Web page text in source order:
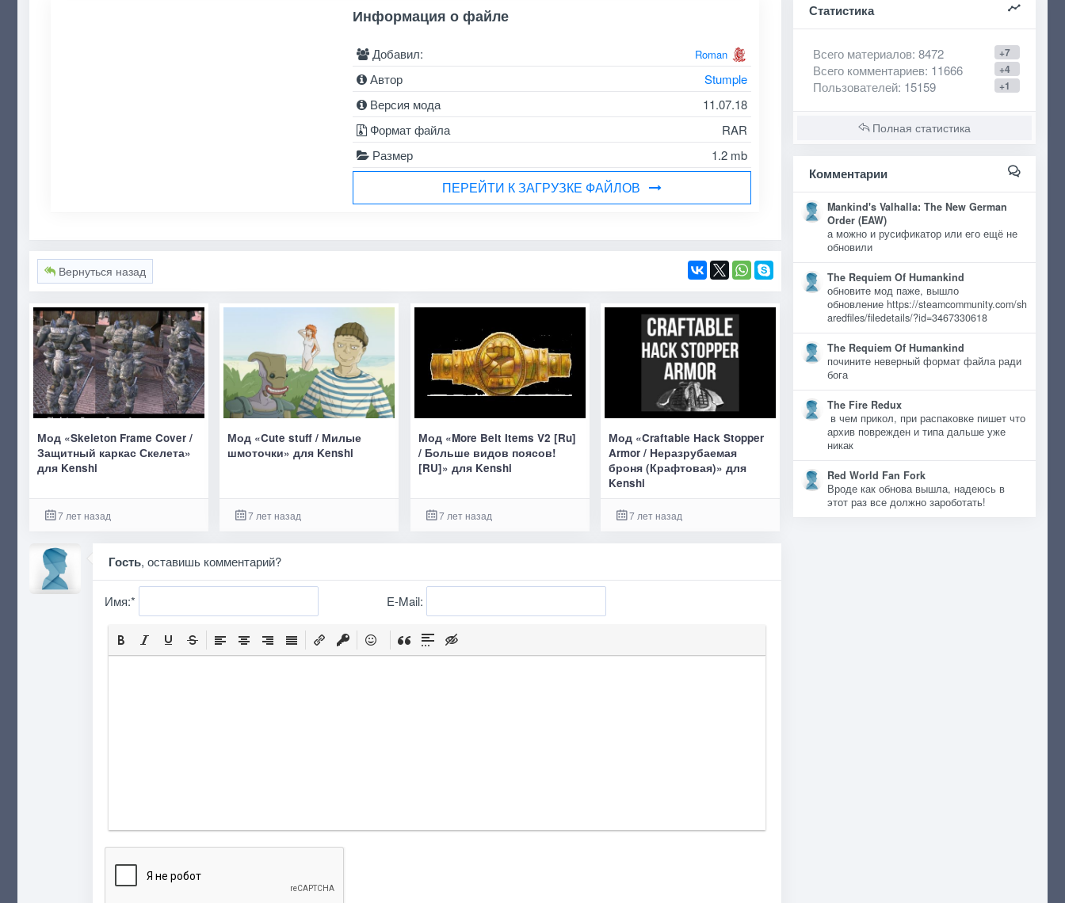
Информация о файле
Добавил: Roman
Автор
Stumple
Версия мода
11.07.18
Формат файла
RAR
Размер
1.2 mb
ПЕРЕЙТИ К ЗАГРУЗКЕ ФАЙЛОВ
Вернуться назад
Мод «Skeleton Frame Cover /
Защитный каркас Скелета»
для Kenshi
7 лет назад
Мод «Cute stuff / Милые
шмоточки» для Kenshi
7 лет назад
Мод «More Belt Items V2 [Ru]
/ Больше видов поясов!
[RU]» для Kenshi
7 лет назад
Мод «Craftable Hack Stopper
Armor / Неразрубаемая
броня (Крафтовая)» для
Kenshi
7 лет назад
Гость, оставишь комментарий?
Имя:* E-Mail:
Статистика
+7
Всего материалов: 8472
+4
Всего комментариев: 11666
+1
Пользователей: 15159
Полная статистика
Комментарии
Mankind's Valhalla: The New German
Order (EAW)
а можно и русификатор или его ещё не
обновили
The Requiem Of Humankind
обновите мод паже, вышло
обновление https://steamcommunity.com/sh
aredfiles/filedetails/?id=3467330618
The Requiem Of Humankind
почините неверный формат файла ради
бога
The Fire Redux
в чем прикол, при распаковке пишет что
архив поврежден и типа дальше уже
никак
Red World Fan Fork
Вроде как обнова вышла, надеюсь в
этот раз все должно зароботать!